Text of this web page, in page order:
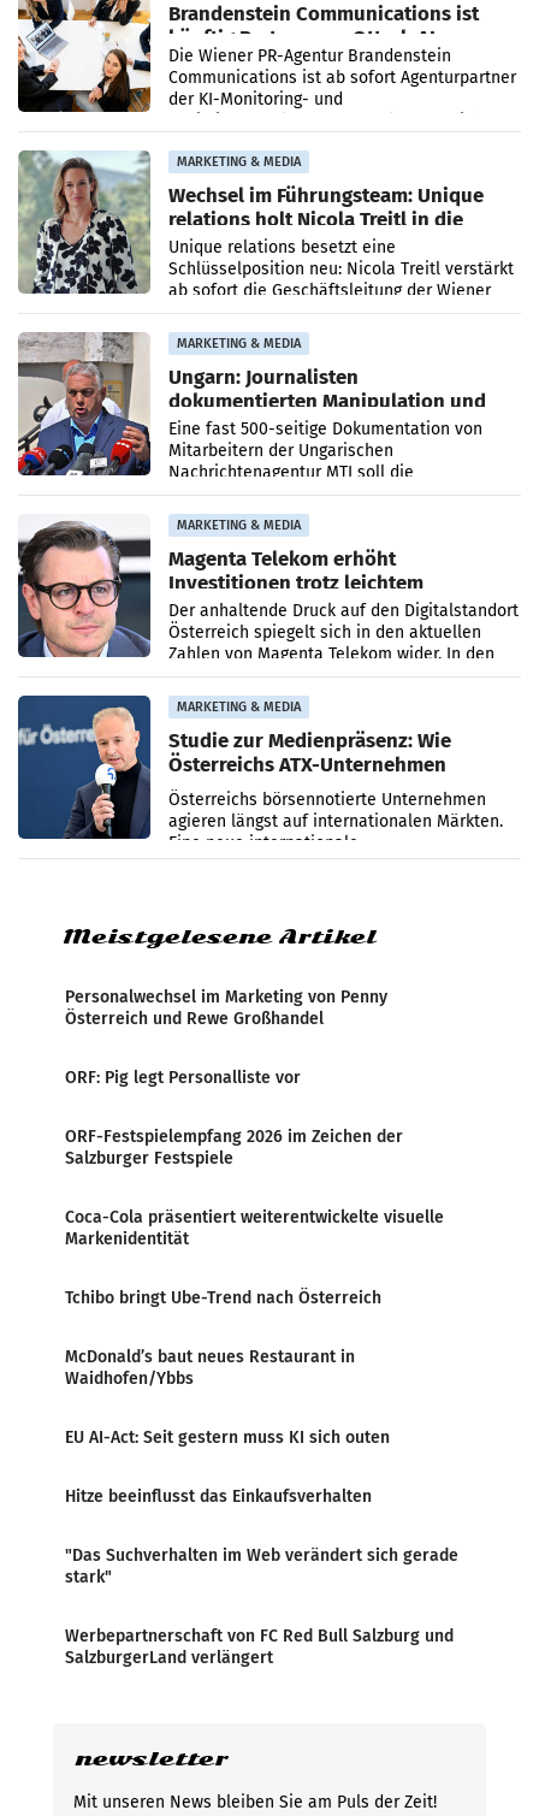
Brandenstein Communications ist
künftig Partner von OtterlyAI
Die Wiener PR-Agentur Brandenstein
Communications ist ab sofort Agenturpartner
der KI-Monitoring- und
MARKETING & MEDIA
Wechsel im Führungsteam: Unique
relations holt Nicola Treitl in die
Geschäftsleitung
Unique relations besetzt eine
Schlüsselposition neu: Nicola Treitl verstärkt
ab sofort die Geschäftsleitung der Wiener
PR-Agentur an der Seite von Josef Kalina und
Anna Kalina-Mahr.
MARKETING & MEDIA
Ungarn: Journalisten
dokumentierten Manipulation und
Zensur
Eine fast 500-seitige Dokumentation von
Mitarbeitern der Ungarischen
Nachrichtenagentur MTI soll die
systematische Nachrichten-Manipulation und
Zensur bei der Agentur während der Zeit
MARKETING & MEDIA
Magenta Telekom erhöht
Investitionen trotz leichtem
Umsatzrückgang
Der anhaltende Druck auf den Digitalstandort
Österreich spiegelt sich in den aktuellen
Zahlen von Magenta Telekom wider. In den
ersten sechs Monaten des laufenden Jahres
verzeichnete
MARKETING & MEDIA
Studie zur Medienpräsenz: Wie
Österreichs ATX-Unternehmen
international wahrgenommen
werden
Österreichs börsennotierte Unternehmen
agieren längst auf internationalen Märkten.
Eine neue internationale
Medienresonanzanalyse untersucht die
Meistgelesene Artikel
Personalwechsel im Marketing von Penny
Österreich und Rewe Großhandel
ORF: Pig legt Personalliste vor
ORF-Festspielempfang 2026 im Zeichen der
Salzburger Festspiele
Coca-Cola präsentiert weiterentwickelte visuelle
Markenidentität
Tchibo bringt Ube-Trend nach Österreich
McDonald’s baut neues Restaurant in
Waidhofen/Ybbs
EU AI-Act: Seit gestern muss KI sich outen
Hitze beeinflusst das Einkaufsverhalten
"Das Suchverhalten im Web verändert sich gerade
stark"
Werbepartnerschaft von FC Red Bull Salzburg und
SalzburgerLand verlängert
newsletter
Mit unseren News bleiben Sie am Puls der Zeit!